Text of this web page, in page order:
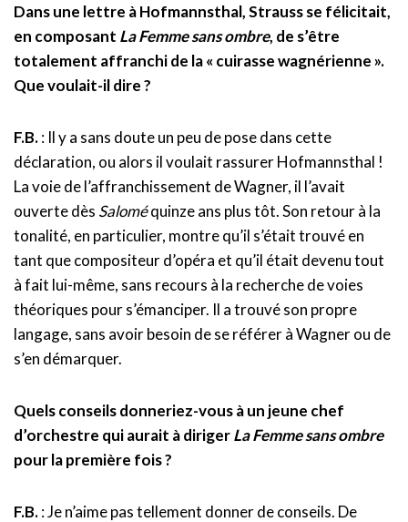
Dans une lettre à Hofmannsthal, Strauss se félicitait,
en composant La Femme sans ombre, de s’être
totalement affranchi de la « cuirasse wagnérienne ».
Que voulait-il dire ?
F.B.: Il y a sans doute un peu de pose dans cette
déclaration, ou alors il voulait rassurer Hofmannsthal !
La voie de l’affranchissement de Wagner, il l’avait
ouverte dès Saloméquinze ans plus tôt. Son retour à la
tonalité, en particulier, montre qu’il s’était trouvé en
tant que compositeur d’opéra et qu’il était devenu tout
à fait lui-même, sans recours à la recherche de voies
théoriques pour s’émanciper. Il a trouvé son propre
langage, sans avoir besoin de se référer à Wagner ou de
s’en démarquer.
Quels conseils donneriez-vous à un jeune chef
d’orchestre qui aurait à dirigerLa Femme sans ombre
pour la première fois ?
F.B.: Je n’aime pas tellement donner de conseils. De